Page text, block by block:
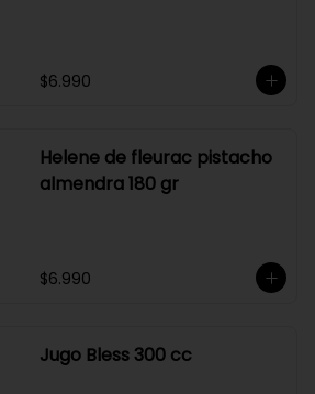
$6.990
Helene de fleurac pistacho
almendra 180 gr
$6.990
Jugo Bless 300 cc